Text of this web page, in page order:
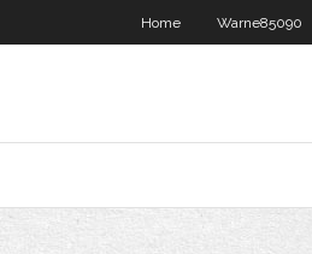
Home Warne85090